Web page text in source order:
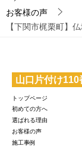
お客様の声
【下関市梶栗町】
山口片付け110
トップページ
初めての方へ
選ばれる理由
お客様の声
施工事例